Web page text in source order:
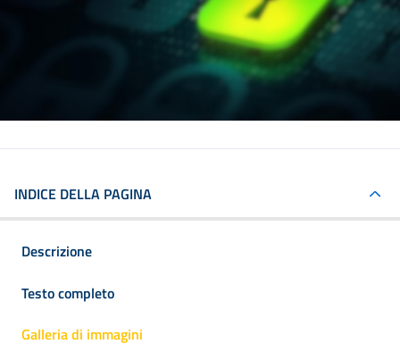
INDICE DELLA PAGINA
Descrizione
Testo completo
Galleria di immagini